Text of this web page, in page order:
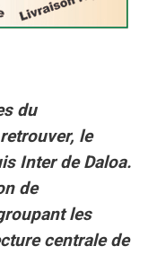
du
le
Inter de Daloa.
de
les
centrale de